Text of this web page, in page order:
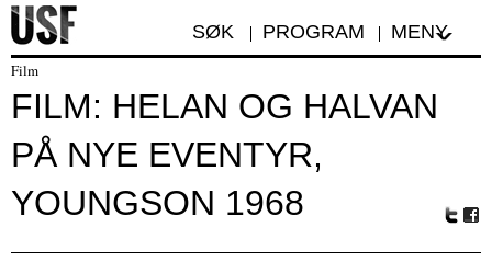
SØK PROGRAM MENY
Film
FILM: HELAN OG HALVAN
PÅ NYE EVENTYR,
YOUNGSON 1968